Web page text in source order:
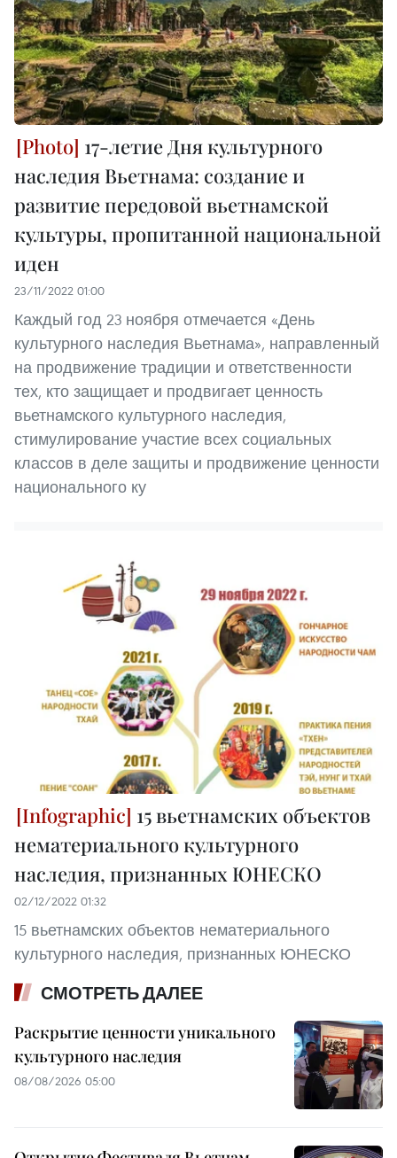
17-летие Дня культурного
наследия Вьетнама: создание и
развитие передовой вьетнамской
культуры, пропитанной национальной
иден
23/11/2022 01:00
Каждый год 23 ноября отмечается «День
культурного наследия Вьетнама», направленный
на продвижение традиции и ответственности
тех, кто защищает и продвигает ценность
вьетнамского культурного наследия,
стимулирование участие всех социальных
классов в деле защиты и продвижение ценности
национального ку
15 вьетнамских объектов
нематериального культурного
наследия, признанных ЮНЕСКО
02/12/2022 01:32
15 вьетнамских объектов нематериального
культурного наследия, признанных ЮНЕСКО
СМОТРЕТЬ ДАЛЕЕ
Раскрытие ценности уникального
культурного наследия
08/08/2026 05:00